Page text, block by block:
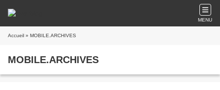
MENU
Accueil » MOBILE.ARCHIVES
MOBILE.ARCHIVES